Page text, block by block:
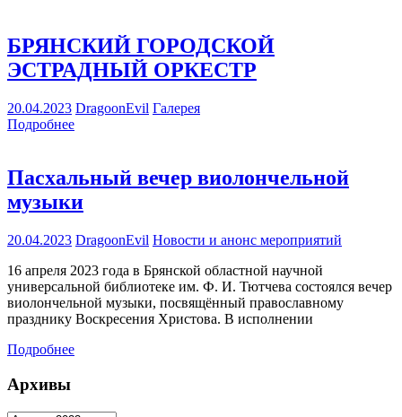
БРЯНСКИЙ ГОРОДСКОЙ
ЭСТРАДНЫЙ ОРКЕСТР
20.04.2023 DragoonEvil Галерея
Подробнее
Пасхальный вечер виолончельной
музыки
20.04.2023 DragoonEvil Новости и анонс мероприятий
16 апреля 2023 года в Брянской областной научной
универсальной библиотеке им. Ф. И. Тютчева состоялся вечер
виолончельной музыки, посвящённый православному
празднику Воскресения Христова. В исполнении
Подробнее
Архивы